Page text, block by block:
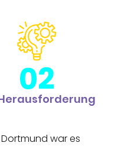
02
Dortmund war es